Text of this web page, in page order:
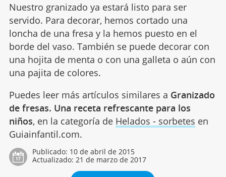
Nuestro granizado ya estará listo para ser
servido. Para decorar, hemos cortado una
loncha de una fresa y la hemos puesto en el
borde del vaso. También se puede decorar con
una hojita de menta o con una galleta o aún con
una pajita de colores.
Puedes leer más artículos similares a Granizado
de fresas. Una receta refrescante para los
niños, en la categoría de Helados - sorbetes en
Guiainfantil.com.
Publicado: 10 de abril de 2015
Actualizado: 21 de marzo de 2017